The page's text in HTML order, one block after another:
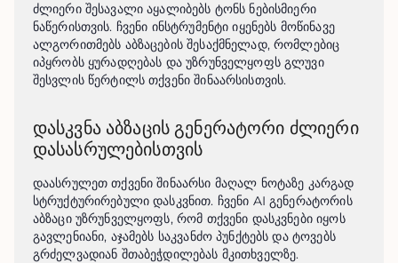
ძლიერი შესავალი აყალიბებს ტონს ნებისმიერი
ნაწერისთვის. ჩვენი ინსტრუმენტი იყენებს მოწინავე
ალგორითმებს აბზაცების შესაქმნელად, რომლებიც
იპყრობს ყურადღებას და უზრუნველყოფს გლუვი
შესვლის წერტილს თქვენი შინაარსისთვის.
დასკვნა აბზაცის გენერატორი ძლიერი
დასასრულებისთვის
დაასრულეთ თქვენი შინაარსი მაღალ ნოტაზე კარგად
სტრუქტურირებული დასკვნით. ჩვენი AI გენერატორის
აბზაცი უზრუნველყოფს, რომ თქვენი დასკვნები იყოს
გავლენიანი, აჯამებს საკვანძო პუნქტებს და ტოვებს
გრძელვადიან შთაბეჭდილებას მკითხველზე.